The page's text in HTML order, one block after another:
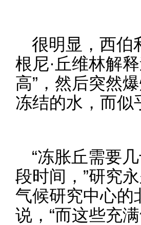
很明显，西伯
根尼·丘维林解
高”，然后突然
冻结的水，而似
“冻胀丘需要
段时间，”研究
气候研究中心的
说，“而这些充